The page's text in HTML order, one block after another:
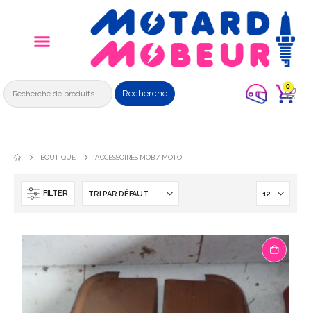
Recherche
0
BOUTIQUE ACCESSOIRES MOB / MOTO
FILTER